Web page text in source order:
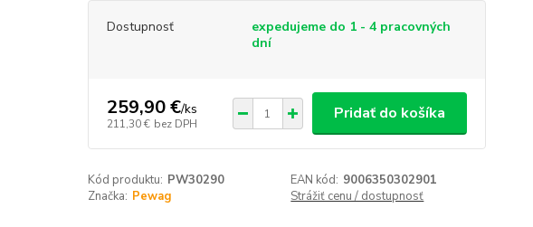
Dostupnosť
expedujeme do 1 - 4 pracovných
dní
259,90 €/ks
211,30 € bez DPH
Pridať do košíka
Kód produktu: PW30290 EAN kód: 9006350302901
Značka: Pewag Strážiť cenu / dostupnosť